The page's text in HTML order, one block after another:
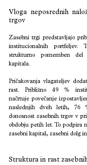
Vloga neposrednih
trgov
Zasebni trgi predstavljajo
institucionalnih
strukturno pomemben del
kapitala.
Pričakovanja vlagateljev
rast. Približno 49 %
načrtuje povečanje
naslednjih dveh letih, 76
donosnost zasebnih trgov v
obdobju petih let. To podpira
zasebni kapital, zasebni dolg
Struktura in rast